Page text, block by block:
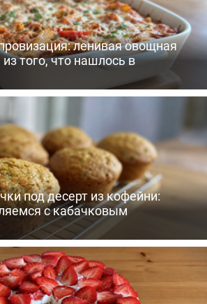
ленивая овощная
того, что нашлось в
под десерт из кофейни:
с кабачковым